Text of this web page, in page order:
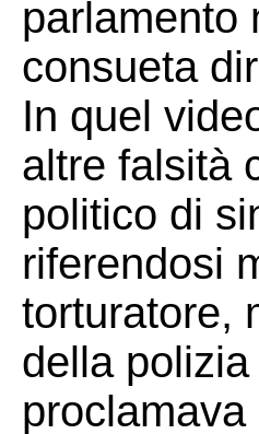
parlamento
consueta
In quel
altre falsità
politico di
riferendosi
torturatore,
della
proclamava